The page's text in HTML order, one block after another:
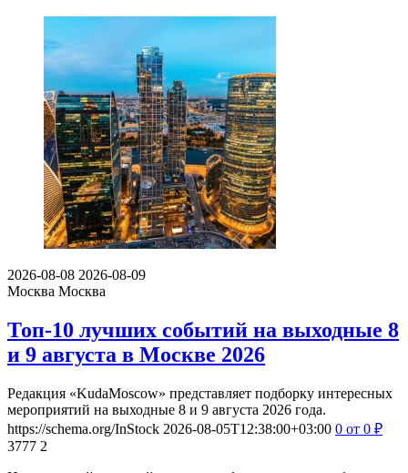
2026-08-08 2026-08-09
Москва Москва
Топ-10 лучших событий на выходные 8
и 9 августа в Москве 2026
Редакция «KudaMoscow» представляет подборку интересных
мероприятий на выходные 8 и 9 августа 2026 года.
https://schema.org/InStock 2026-08-05T12:38:00+03:00 0 от 0 ₽
3777 2